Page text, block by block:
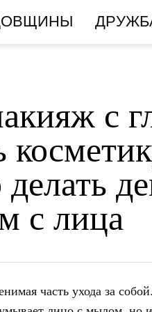
с
с лица
часть ухода за